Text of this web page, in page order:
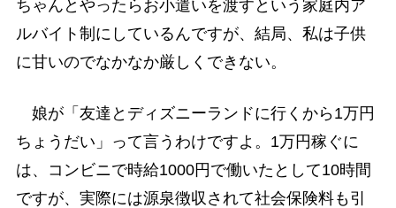
ちゃんとやったらお小遣いを渡すという家庭内ア
ルバイト制にしているんですが、結局、私は子供
に甘いのでなかなか厳しくできない。
娘が「友達とディズニーランドに行くから1万円
ちょうだい」って言うわけですよ。1万円稼ぐに
は、コンビニで時給1000円で働いたとして10時間
ですが、実際には源泉徴収されて社会保険料も引